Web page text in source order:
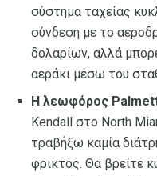
σύστημα ταχείας
σύνδεση με το
δολαρίων, αλλά
αεράκι μέσω του
Η λεωφόρος
Kendall στο North
τραβήξω καμία
φρικτός. Θα βρείτε